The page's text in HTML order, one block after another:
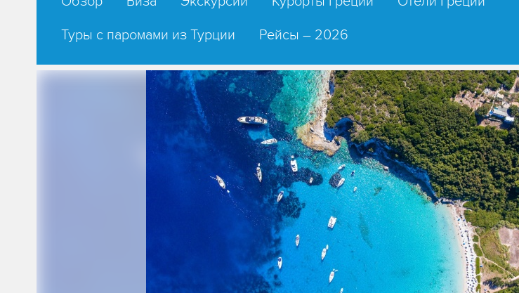
Туры с паромами из Турции
Рейсы – 2026